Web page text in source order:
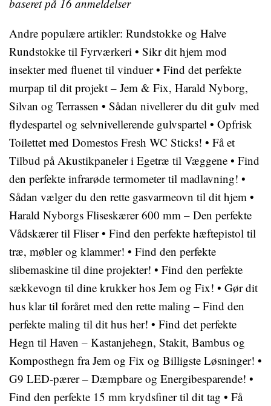
baseret på 16 anmeldelser
Andre populære artikler: Rundstokke og Halve
Rundstokke til Fyrværkeri • Sikr dit hjem mod
insekter med fluenet til vinduer• Find det perfekte
murpap til dit projekt – Jem & Fix, Harald Nyborg,
Silvan og Terrassen • Sådan nivellerer du dit gulv med
flydespartel og selvnivellerende gulvspartel • Opfrisk
Toilettet med Domestos Fresh WC Sticks! • Få et
Tilbud på Akustikpaneler i Egetræ til Væggene • Find
den perfekte infrarøde termometer til madlavning! •
Sådan vælger du den rette gasvarmeovn til dit hjem •
Harald Nyborgs Fliseskærer 600 mm – Den perfekte
Vådskærer til Fliser• Find den perfekte hæftepistol til
træ, møbler og klammer! • Find den perfekte
slibemaskine til dine projekter! • Find den perfekte
sækkevogn til dine krukker hos Jem og Fix! • Gør dit
hus klar til foråret med den rette maling – Find den
perfekte maling til dit hus her! • Find det perfekte
Hegn til Haven – Kastanjehegn, Stakit, Bambus og
Komposthegn fra Jem og Fix og Billigste Løsninger! •
G9 LED-pærer – Dæmpbare og Energibesparende! •
Find den perfekte 15 mm krydsfiner til dit tag • Få